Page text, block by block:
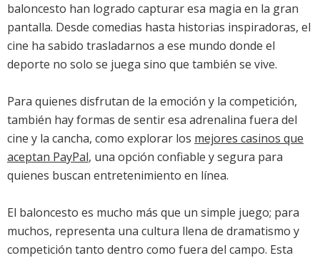
baloncesto han logrado capturar esa magia en la gran
pantalla. Desde comedias hasta historias inspiradoras, el
cine ha sabido trasladarnos a ese mundo donde el
deporte no solo se juega sino que también se vive.
Para quienes disfrutan de la emoción y la competición,
también hay formas de sentir esa adrenalina fuera del
cine y la cancha, como explorar los mejores casinos que
aceptan PayPal, una opción confiable y segura para
quienes buscan entretenimiento en línea.
El baloncesto es mucho más que un simple juego; para
muchos, representa una cultura llena de dramatismo y
competición tanto dentro como fuera del campo. Esta